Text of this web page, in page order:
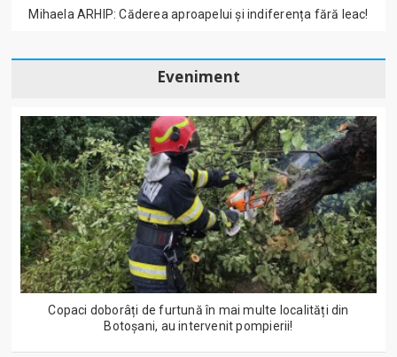
Mihaela ARHIP: Căderea aproapelui și indiferența fără leac!
Eveniment
Copaci doborâți de furtună în mai multe localități din
Botoșani, au intervenit pompierii!